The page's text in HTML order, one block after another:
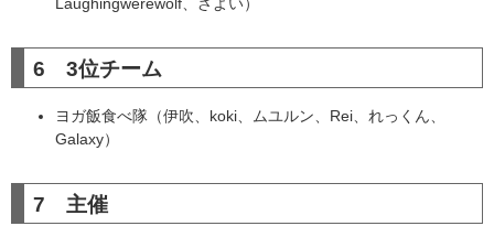
6 3位チーム
ヨガ飯食べ隊（伊吹、koki、ムユルン、Rei、れっくん、
Galaxy）
7 主催